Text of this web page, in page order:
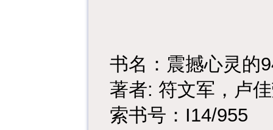
书名：震撼心灵的
著者: 符文军，卢
索书号： I14/955